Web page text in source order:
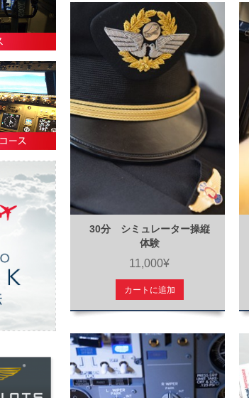
30分 シミュレーター操縦
体験
11,000¥
カートに追加